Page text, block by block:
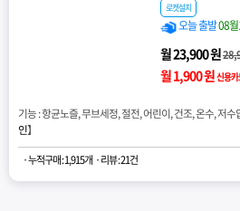
로켓설치
오늘 출발08
월 23,900 원
월 1,900 원신용카
기능 : 항균노즐, 무브세정, 절전, 어린이, 건조, 온수, 저
인】
· 누적구매 : 1,915개 · 리뷰 : 21건